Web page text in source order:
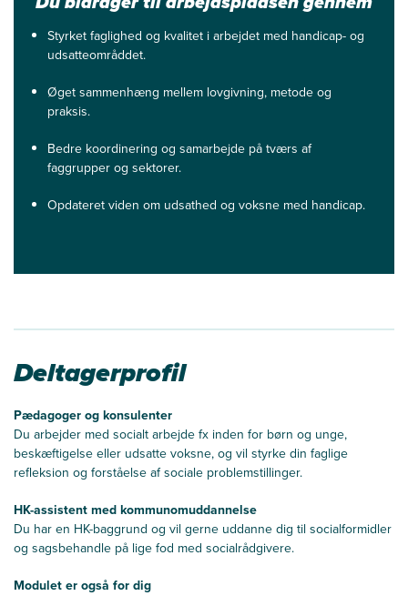
Styrket faglighed og kvalitet i arbejdet med handicap- og
udsatteområddet.
Øget sammenhæng mellem lovgivning, metode og
praksis.
Bedre koordinering og samarbejde på tværs af
faggrupper og sektorer.
Opdateret viden om udsathed og voksne med handicap.
Deltagerprofil
Pædagoger og konsulenter
Du arbejder med socialt arbejde fx inden for børn og unge,
beskæftigelse eller udsatte voksne, og vil styrke din faglige
refleksion og forståelse af sociale problemstillinger.
HK-assistent med kommunomuddannelse
Du har en HK-baggrund og vil gerne uddanne dig til socialformidler
og sagsbehandle på lige fod med socialrådgivere.
Modulet er også for dig